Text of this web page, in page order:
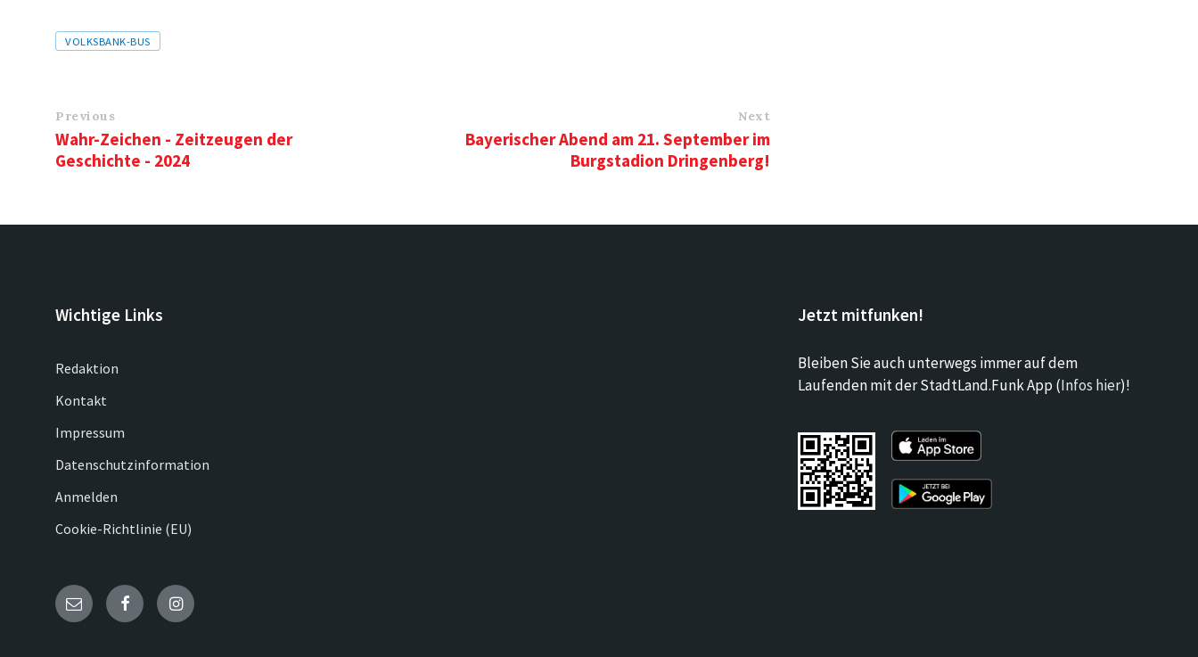
Tags
VOLKSBANK-BUS
Previous
Wahr-Zeichen - Zeitzeugen der
Geschichte - 2024
Next
Bayerischer Abend am 21. September im
Burgstadion Dringenberg!
Wichtige Links
Redaktion
Kontakt
Impressum
Datenschutzinformation
Anmelden
Cookie-Richtlinie (EU)
Jetzt mitfunken!
Bleiben Sie auch unterwegs immer auf dem
Laufenden mit der StadtLand.Funk App (Infos hier)!
Email FacebookInstagram